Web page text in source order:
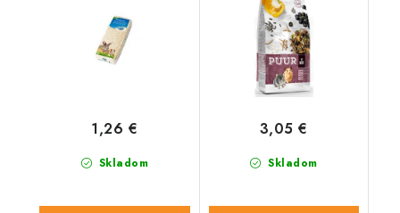
Skladom
1,26 €
Skladom
3,05 €